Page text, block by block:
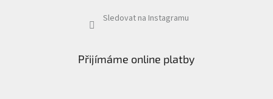
Sledovat na Instagramu
Přijímáme online platby